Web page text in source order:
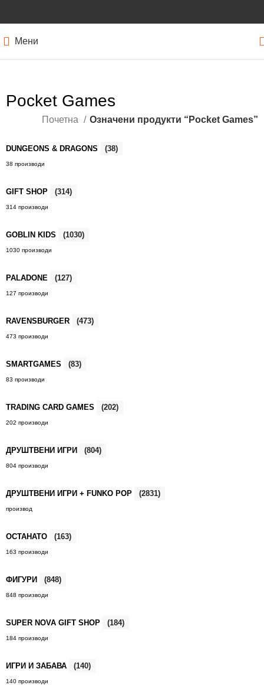
Мени
Pocket Games
Почетна Означени продукти “Pocket Games”
DUNGEONS & DRAGONS (38)
38 производи
GIFT SHOP (314)
314 производи
GOBLIN KIDS (1030)
1030 производи
PALADONE (127)
127 производи
RAVENSBURGER (473)
473 производи
SMARTGAMES (83)
83 производи
TRADING CARD GAMES (202)
202 производи
ДРУШТВЕНИ ИГРИ (804)
804 производи
ДРУШТВЕНИ ИГРИ + FUNKO POP (2831)
производ
ОСТАНАТО (163)
163 производи
ФИГУРИ (848)
848 производи
SUPER NOVA GIFT SHOP (184)
184 производи
ИГРИ И ЗАБАВА (140)
140 производи